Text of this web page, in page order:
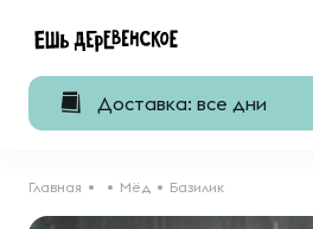
Доставка: все дни
Главная Мёд Базилик